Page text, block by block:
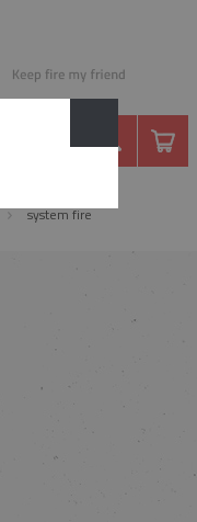
system fire